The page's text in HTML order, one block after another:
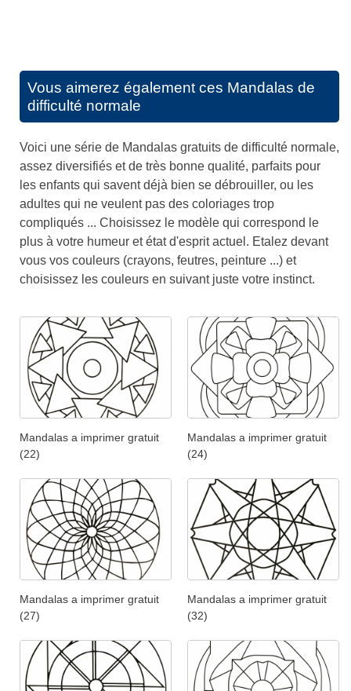
Vous aimerez également ces Mandalas de
difficulté normale
Voici une série de Mandalas gratuits de difficulté normale,
assez diversifiés et de très bonne qualité, parfaits pour
les enfants qui savent déjà bien se débrouiller, ou les
adultes qui ne veulent pas des coloriages trop
compliqués ... Choisissez le modèle qui correspond le
plus à votre humeur et état d'esprit actuel. Etalez devant
vous vos couleurs (crayons, feutres, peinture ...) et
choisissez les couleurs en suivant juste votre instinct.
Mandalas a imprimer gratuit
(22)
Mandalas a imprimer gratuit
(24)
Mandalas a imprimer gratuit
(27)
Mandalas a imprimer gratuit
(32)